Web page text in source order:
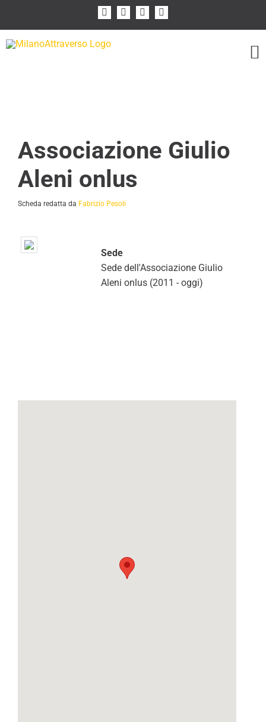
contenuto
FacebookInstagram
Flickr
Associazione Giulio
Aleni onlus
Scheda redatta da Fabrizio Pesoli
Sede
Sede dell'Associazione Giulio
Aleni onlus (2011 - oggi)